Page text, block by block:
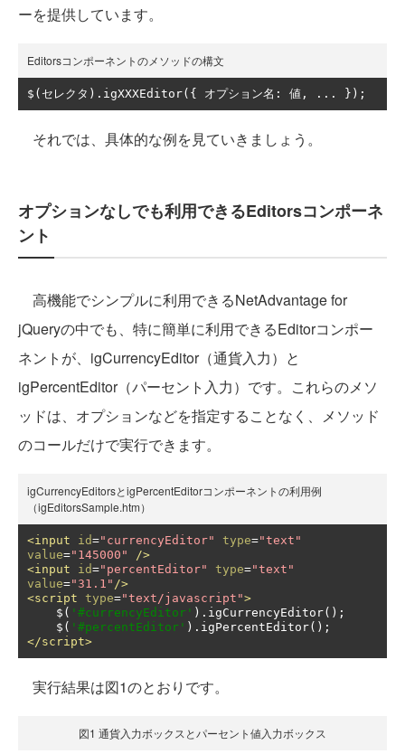
ーを提供しています。
Editorsコンポーネントのメソッドの構文
$ (セレクタ). igXXXEditor({ オプション名: 値, ... });
それでは、具体的な例を見ていきましょう。
オプションなしでも利用できるEditorsコンポーネ
ント
高機能でシンプルに利用できるNetAdvantage for
jQueryの中でも、特に簡単に利用できるEditorコンポー
ネントが、igCurrencyEditor（通貨入力）と
igPercentEditor（パーセント入力）です。これらのメソ
ッドは、オプションなどを指定することなく、メソッド
のコールだけで実行できます。
igCurrencyEditorsとigPercentEditorコンポーネントの利用例
（igEditorsSample.htm）
<input id="currencyEditor" type="text"
value="145000"
/>
<input
id="percentEditor" type="text"
value="31.1" />
<script type="text/javascript">
    $
( '#currencyEditor' ). igCurrencyEditor();
    $
( '#percentEditor' ). igPercentEditor();
</script>
実行結果は図1のとおりです。
図1 通貨入力ボックスとパーセント値入力ボックス